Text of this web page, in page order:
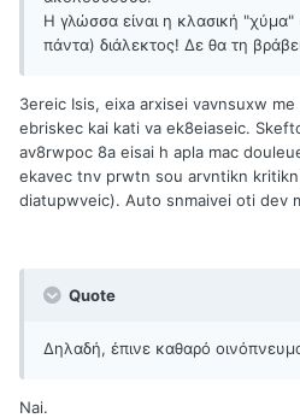
Η γλώσσα είναι η κλασική
πάντα) διάλεκτος! Δε θα τη
3ereic Isis, eixa arxisei vavnsuxw
ebriskec kai kati va ek8eiaseic.
av8rwpoc 8a eisai h apla mac
ekavec tnv prwtn sou arvntikn
diatupwveic). Auto snmaivei oti dev
Quote
Δηλαδή, έπινε καθαρό
Nai.